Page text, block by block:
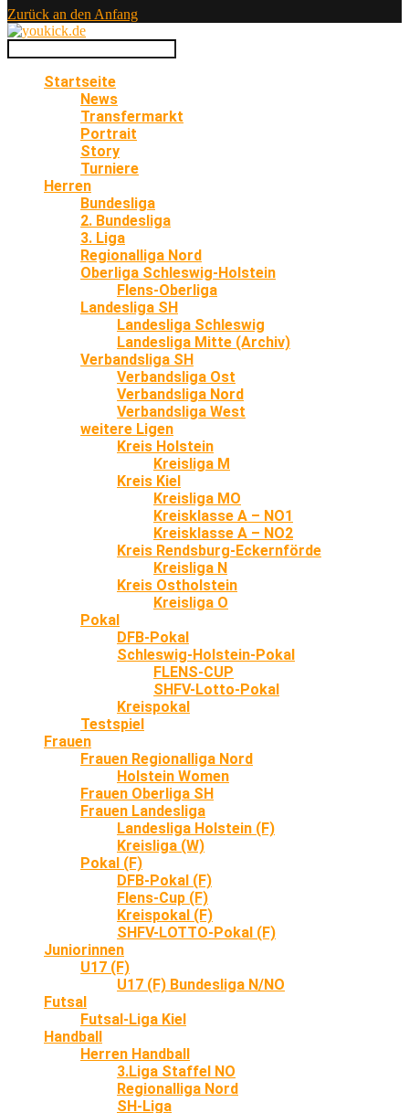
Zurück an den Anfang
Startseite
News
Transfermarkt
Portrait
Story
Turniere
Herren
Bundesliga
2. Bundesliga
3. Liga
Regionalliga Nord
Oberliga Schleswig-Holstein
Flens-Oberliga
Landesliga SH
Landesliga Schleswig
Landesliga Mitte (Archiv)
Verbandsliga SH
Verbandsliga Ost
Verbandsliga Nord
Verbandsliga West
weitere Ligen
Kreis Holstein
Kreisliga M
Kreis Kiel
Kreisliga MO
Kreisklasse A – NO1
Kreisklasse A – NO2
Kreis Rendsburg-Eckernförde
Kreisliga N
Kreis Ostholstein
Kreisliga O
Pokal
DFB-Pokal
Schleswig-Holstein-Pokal
FLENS-CUP
SHFV-Lotto-Pokal
Kreispokal
Testspiel
Frauen
Frauen Regionalliga Nord
Holstein Women
Frauen Oberliga SH
Frauen Landesliga
Landesliga Holstein (F)
Kreisliga (W)
Pokal (F)
DFB-Pokal (F)
Flens-Cup (F)
Kreispokal (F)
SHFV-LOTTO-Pokal (F)
Juniorinnen
U17 (F)
U17 (F) Bundesliga N/NO
Futsal
Futsal-Liga Kiel
Handball
Herren Handball
3.Liga Staffel NO
Regionalliga Nord
SH-Liga